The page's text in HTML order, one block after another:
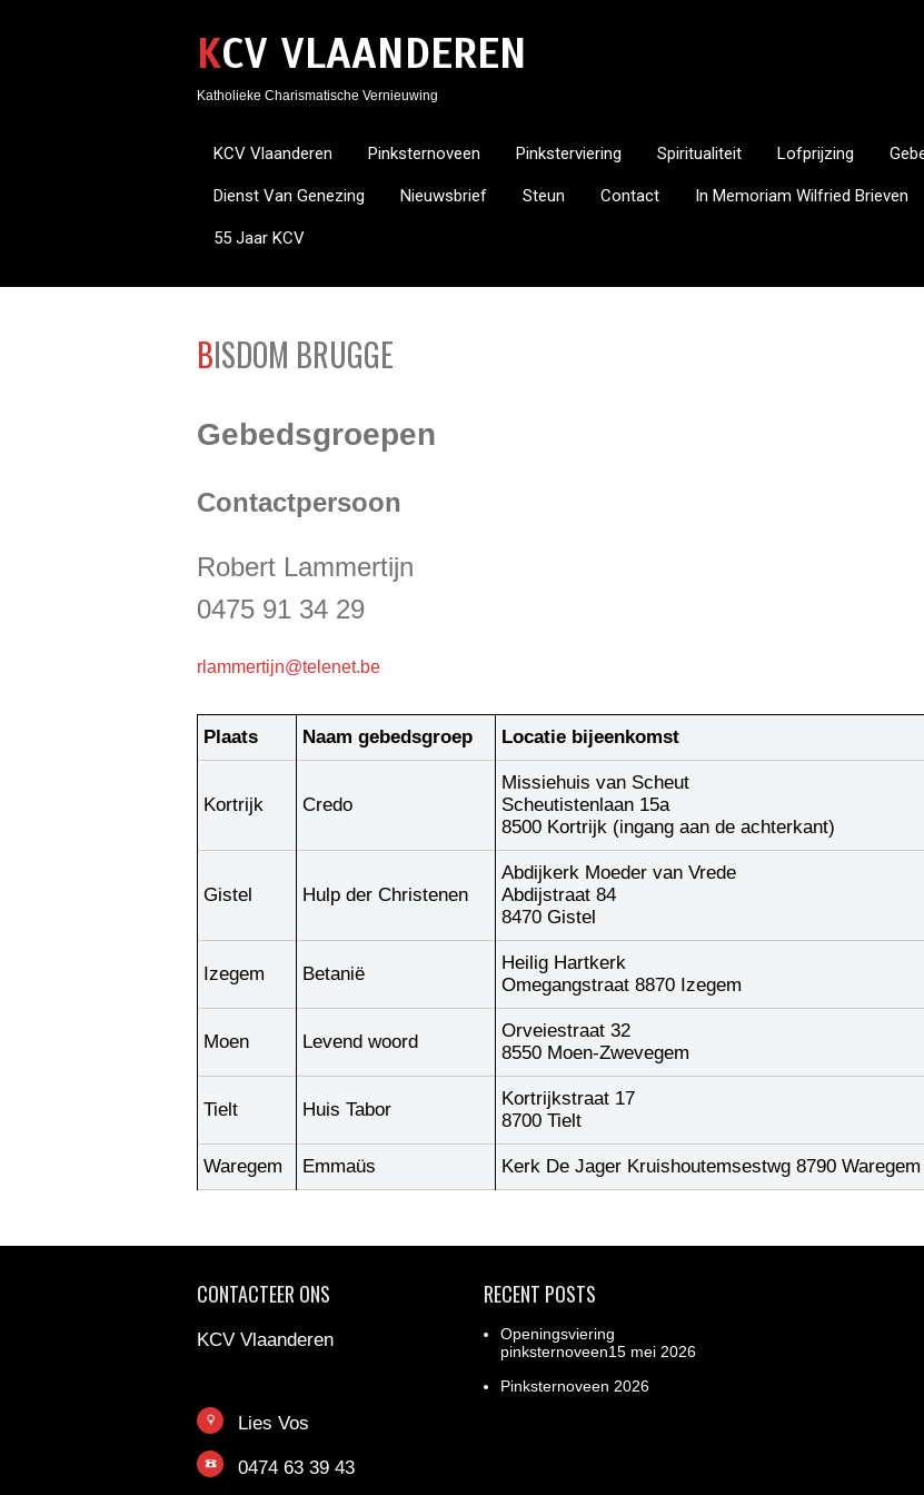
KCV VLAANDEREN
Katholieke Charismatische Vernieuwing
KCV Vlaanderen Pinksternoveen Pinksterviering Spiritualiteit Lofprijzing
Dienst Van Genezing Nieuwsbrief Steun Contact In Memoriam Wilfried Brieven
55 Jaar KCV
BISDOM BRUGGE
Gebedsgroepen
Contactpersoon
Robert Lammertijn
0475 91 34 29
rlammertijn@telenet.be
Plaats Naam gebedsgroep Locatie bijeenkomst
Kortrijk Credo
Missiehuis van Scheut
Scheutistenlaan 15a
8500 Kortrijk (ingang aan de achterkant)
Gistel Hulp der Christenen
Abdijkerk Moeder van Vrede
Abdijstraat 84
8470 Gistel
Izegem Betanië
Heilig Hartkerk
Omegangstraat 8870 Izegem
Moen Levend woord
Orveiestraat 32
8550 Moen-Zwevegem
Tielt Huis Tabor
Kortrijkstraat 17
8700 Tielt
Waregem Emmaüs Kerk De Jager Kruishoutemsestwg 8790 Waregem
CONTACTEER ONS
KCV Vlaanderen
Lies Vos
0474 63 39 43
RECENT POSTS
Openingsviering
pinksternoveen15 mei 2026
Pinksternoveen 2026